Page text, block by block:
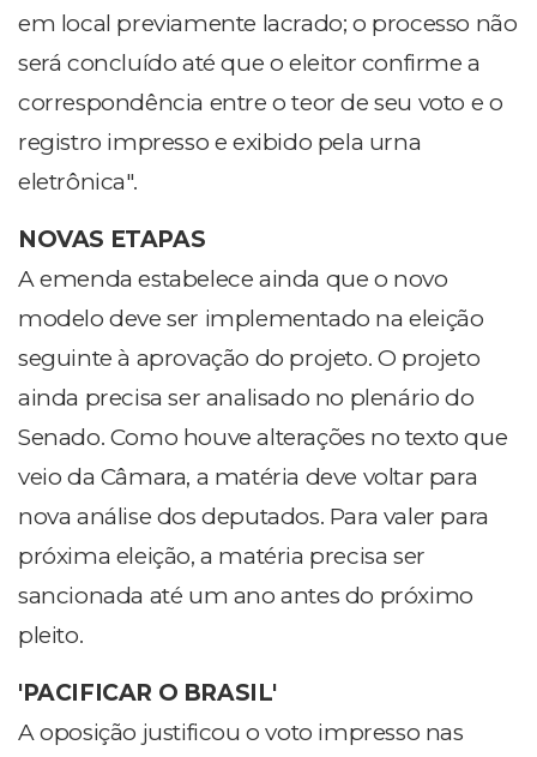
em local previamente lacrado; o processo não
será concluído até que o eleitor confirme a
correspondência entre o teor de seu voto e o
registro impresso e exibido pela urna
eletrônica".
NOVAS ETAPAS
A emenda estabelece ainda que o novo
modelo deve ser implementado na eleição
seguinte à aprovação do projeto. O projeto
ainda precisa ser analisado no plenário do
Senado. Como houve alterações no texto que
veio da Câmara, a matéria deve voltar para
nova análise dos deputados. Para valer para
próxima eleição, a matéria precisa ser
sancionada até um ano antes do próximo
pleito.
'PACIFICAR O BRASIL'
A oposição justificou o voto impresso nas